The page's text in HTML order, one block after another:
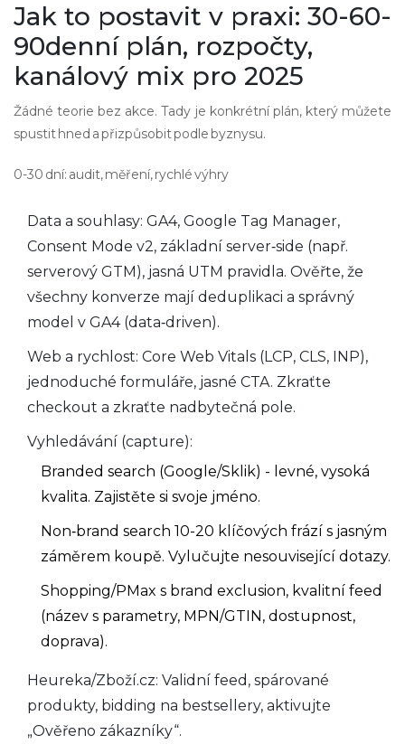
Jak to postavit v praxi: 30-60-
90denní plán, rozpočty,
kanálový mix pro 2025
Žádné teorie bez akce. Tady je konkrétní plán, který můžete
spustit hned a přizpůsobit podle byznysu.
0-30 dní: audit, měření, rychlé výhry
Data a souhlasy: GA4, Google Tag Manager,
Consent Mode v2, základní server‑side (např.
serverový GTM), jasná UTM pravidla. Ověřte, že
všechny konverze mají deduplikaci a správný
model v GA4 (data‑driven).
Web a rychlost: Core Web Vitals (LCP, CLS, INP),
jednoduché formuláře, jasné CTA. Zkraťte
checkout a zkraťte nadbytečná pole.
Vyhledávání (capture):
Branded search (Google/Sklik) - levné, vysoká
kvalita. Zajistěte si svoje jméno.
Non‑brand search 10-20 klíčových frází s jasným
záměrem koupě. Vylučujte nesouvisející dotazy.
Shopping/PMax s brand exclusion, kvalitní feed
(název s parametry, MPN/GTIN, dostupnost,
doprava).
Heureka/Zboží.cz: Validní feed, spárované
produkty, bidding na bestsellery, aktivujte
„Ověřeno zákazníky“.